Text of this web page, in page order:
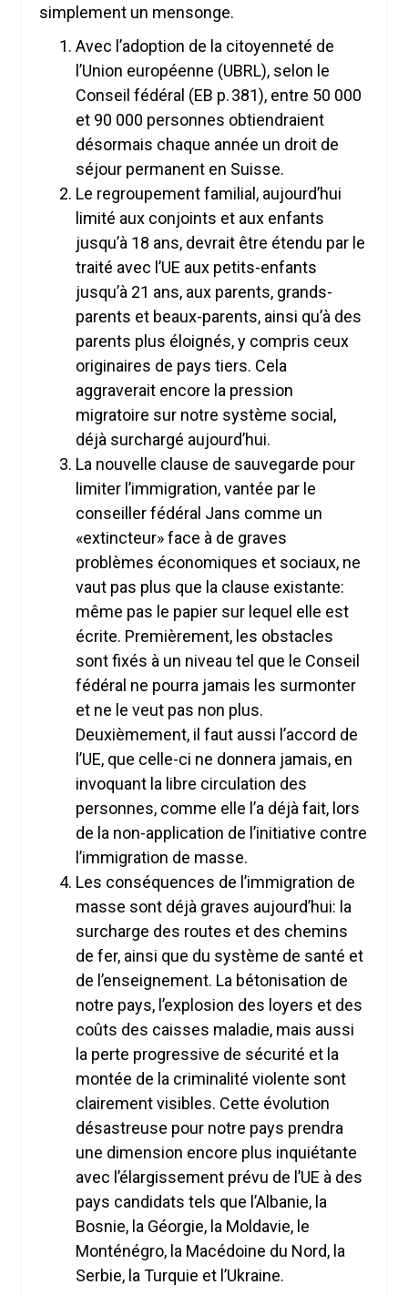
simplement un mensonge.
Avec l’adoption de la citoyenneté de
l’Union européenne (UBRL), selon le
Conseil fédéral (EB p. 381), entre 50 000
et 90 000 personnes obtiendraient
désormais chaque année un droit de
séjour permanent en Suisse.
Le regroupement familial, aujourd’hui
limité aux conjoints et aux enfants
jusqu’à 18 ans, devrait être étendu par le
traité avec l’UE aux petits-enfants
jusqu’à 21 ans, aux parents, grands-
parents et beaux-parents, ainsi qu’à des
parents plus éloignés, y compris ceux
originaires de pays tiers. Cela
aggraverait encore la pression
migratoire sur notre système social,
déjà surchargé aujourd’hui.
La nouvelle clause de sauvegarde pour
limiter l’immigration, vantée par le
conseiller fédéral Jans comme un
«extincteur» face à de graves
problèmes économiques et sociaux, ne
vaut pas plus que la clause existante:
même pas le papier sur lequel elle est
écrite. Premièrement, les obstacles
sont fixés à un niveau tel que le Conseil
fédéral ne pourra jamais les surmonter
et ne le veut pas non plus.
Deuxièmement, il faut aussi l’accord de
l’UE, que celle-ci ne donnera jamais, en
invoquant la libre circulation des
personnes, comme elle l’a déjà fait, lors
de la non-application de l’initiative contre
l’immigration de masse.
Les conséquences de l’immigration de
masse sont déjà graves aujourd’hui: la
surcharge des routes et des chemins
de fer, ainsi que du système de santé et
de l’enseignement. La bétonisation de
notre pays, l’explosion des loyers et des
coûts des caisses maladie, mais aussi
la perte progressive de sécurité et la
montée de la criminalité violente sont
clairement visibles. Cette évolution
désastreuse pour notre pays prendra
une dimension encore plus inquiétante
avec l’élargissement prévu de l’UE à des
pays candidats tels que l’Albanie, la
Bosnie, la Géorgie, la Moldavie, le
Monténégro, la Macédoine du Nord, la
Serbie, la Turquie et l’Ukraine.